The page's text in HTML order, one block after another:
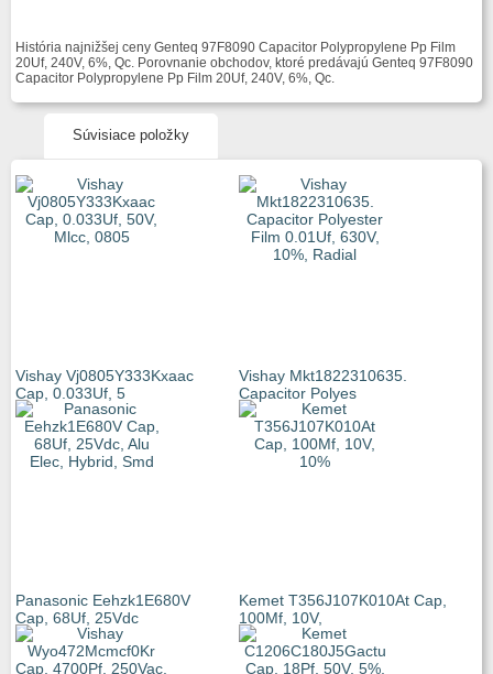
História najnižšej ceny Genteq 97F8090 Capacitor Polypropylene Pp Film
20Uf, 240V, 6%, Qc. Porovnanie obchodov, ktoré predávajú Genteq 97F8090
Capacitor Polypropylene Pp Film 20Uf, 240V, 6%, Qc.
Súvisiace položky
Vishay Vj0805Y333Kxaac
Cap, 0.033Uf, 5
Vishay Mkt1822310635.
Capacitor Polyes
Panasonic Eehzk1E680V
Cap, 68Uf, 25Vdc
Kemet T356J107K010At Cap,
100Μf, 10V,